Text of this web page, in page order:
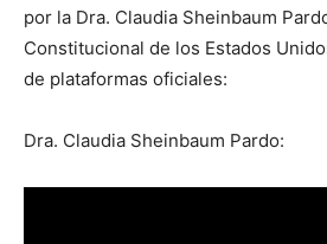
por la Dra. Claudia Sheinbaum
Constitucional de los Estados
de plataformas oficiales:
Dra. Claudia Sheinbaum Pardo: